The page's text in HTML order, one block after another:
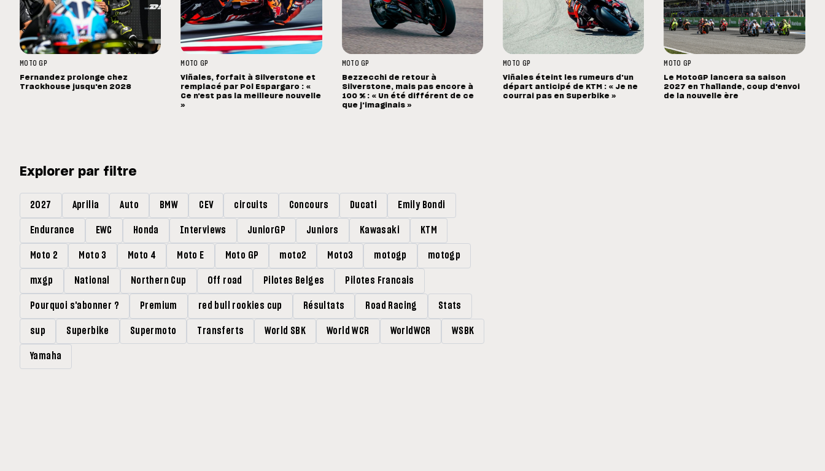
MOTO GP
Fernandez prolonge chez
Trackhouse jusqu'en 2028
MOTO GP
Viñales, forfait à Silverstone et
remplacé par Pol Espargaro : «
Ce n'est pas la meilleure nouvelle
»
MOTO GP
Bezzecchi de retour à
Silverstone, mais pas encore à
100 % : « Un été différent de ce
que j'imaginais »
MOTO GP
Viñales éteint les rumeurs d'un
départ anticipé de KTM : « Je ne
courrai pas en Superbike »
MOTO GP
Le MotoGP lancera sa saison
2027 en Thaïlande, coup d'envoi
de la nouvelle ère
Explorer par filtre
2027 Aprilia Auto BMW CEV circuits Concours Ducati Emily Bondi
Endurance EWC Honda Interviews JuniorGP Juniors Kawasaki KTM
Moto 2 Moto 3 Moto 4 Moto E Moto GP moto2 Moto3 motogp motogp
mxgp National Northern Cup Off road Pilotes Belges Pilotes Francais
Pourquoi s'abonner ? Premium red bull rookies cup Résultats Road Racing Stats
sup Superbike Supermoto Transferts World SBK World WCR WorldWCR WSBK
Yamaha